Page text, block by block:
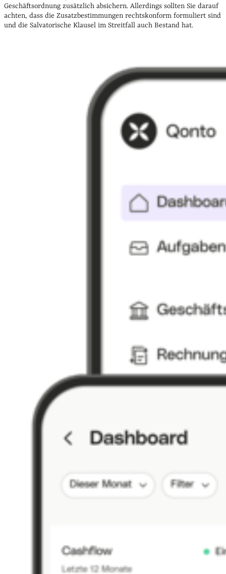
Geschäftsordnung zusätzlich absichern. Allerdings sollten Sie darauf
achten, dass die Zusatzbestimmungen rechtskonform formuliert sind
und die Salvatorische Klausel im Streitfall auch Bestand hat.